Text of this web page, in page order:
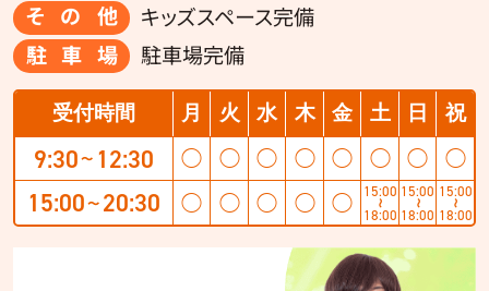
その他
キッズスペース完備
駐車場
駐車場完備
受付時間 月 火 水 木 金 土 日 祝
9:30 〜 12:30 ◯ ◯ ◯ ◯ ◯ ◯ ◯ ◯
15:00 〜 20:30 ◯ ◯ ◯ ◯ ◯ 15:00
〜
18:00
15:00
〜
18:00
15:00
〜
18:00